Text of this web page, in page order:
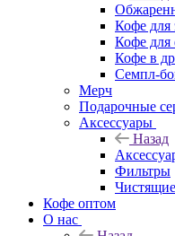
Кофе для
Кофе для
Кофе в
Семпл-
Мерч
Подарочные
Аксессуары
Назад
Фильтры
Кофе оптом
О нас